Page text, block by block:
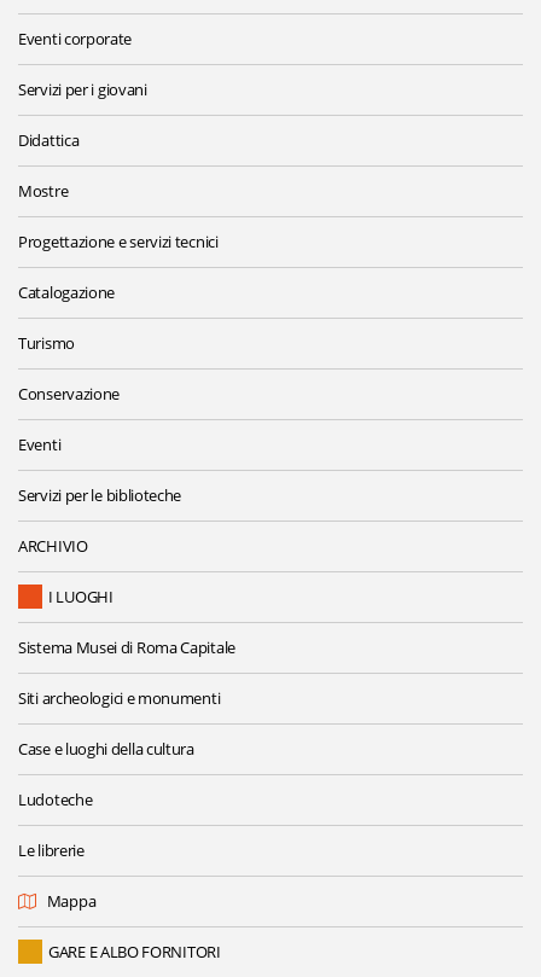
Eventi corporate
Servizi per i giovani
Didattica
Mostre
Progettazione e servizi tecnici
Catalogazione
Turismo
Conservazione
Eventi
Servizi per le biblioteche
ARCHIVIO
I LUOGHI
Sistema Musei di Roma Capitale
Siti archeologici e monumenti
Case e luoghi della cultura
Ludoteche
Le librerie
Mappa
GARE E ALBO FORNITORI